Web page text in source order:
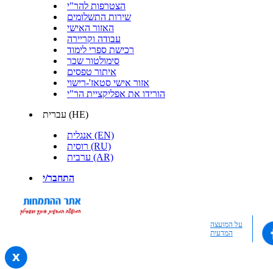
הצטרפות להר"י
שירות התשלומים
האזור האישי
עבודה וקריירה
רכישת ספרי לימוד
סימולטור שכר
איתור טפסים
אזור אישי סטאז'-רישוי
הורידו את אפליקציית הר"י
עברית (HE)
אנגלית (EN)
רוסית (RU)
ערבית (AR)
התחבר/י
על המועצה
המדעית